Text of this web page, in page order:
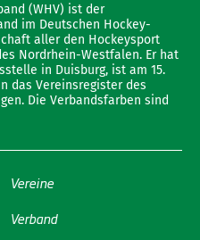
(WHV) ist der
im Deutschen Hockey-
aller den Hockeysport
Nordrhein-Westfalen. Er hat
in Duisburg, ist am 15.
das Vereinsregister des
Die Verbandsfarben sind
Vereine
Verband